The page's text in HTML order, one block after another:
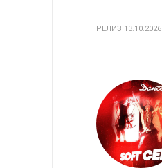
РЕЛИЗ 13.10.2026